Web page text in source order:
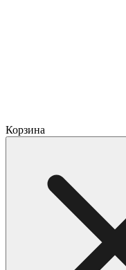
Корзина